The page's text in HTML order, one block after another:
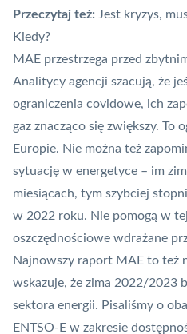
Przeczytaj też: Jest kryzys,
Kiedy?
MAE przestrzega przed
Analitycy agencji szacują, że
ograniczenia covidowe, ich
gaz znacząco się zwiększy. To
Europie. Nie można też
sytuację w energetyce – im
miesiącach, tym szybciej
w 2022 roku. Nie pomogą w
oszczędnościowe wdrażane
Najnowszy raport MAE to też
wskazuje, że zima 2022/2023
sektora energii. Pisaliśmy o
ENTSO-E w zakresie